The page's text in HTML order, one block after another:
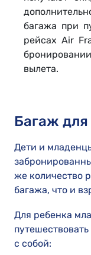
багажа при
рейсах Air
вылета.
Багаж для
Дети и
же количество
багажа, что и
Для ребенка
с собой: